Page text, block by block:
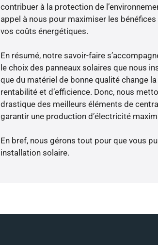
contribuer à la protection de
appel à nous pour maximiser les
vos coûts énergétiques.
En résumé, notre savoir-faire
le choix des panneaux solaires que nous
que du matériel de bonne qualité change
rentabilité et d’efficience. Donc, nous
drastique des meilleurs éléments de
garantir une production d’électricité
En bref, nous gérons tout pour que vous
installation solaire.